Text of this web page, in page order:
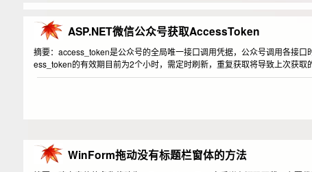
ASP.NET微信公众号获取AccessToken
摘要：access_token是公众号的全局唯一接口调用凭据，公众号调用各接
ess_token的有效期目前为2个小时，需定时刷新，重复获取将导致上次获取
WinForm拖动没有标题栏窗体的方法